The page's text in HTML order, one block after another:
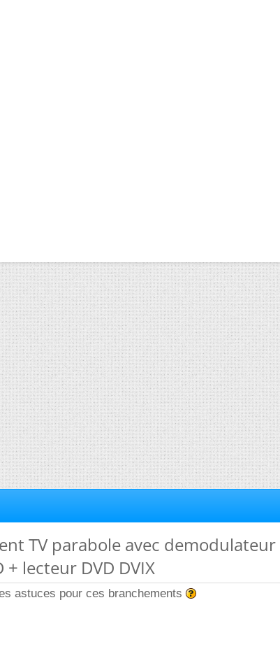
TV parabole avec demodulateur
lecteur DVD DVIX
astuces pour ces branchements